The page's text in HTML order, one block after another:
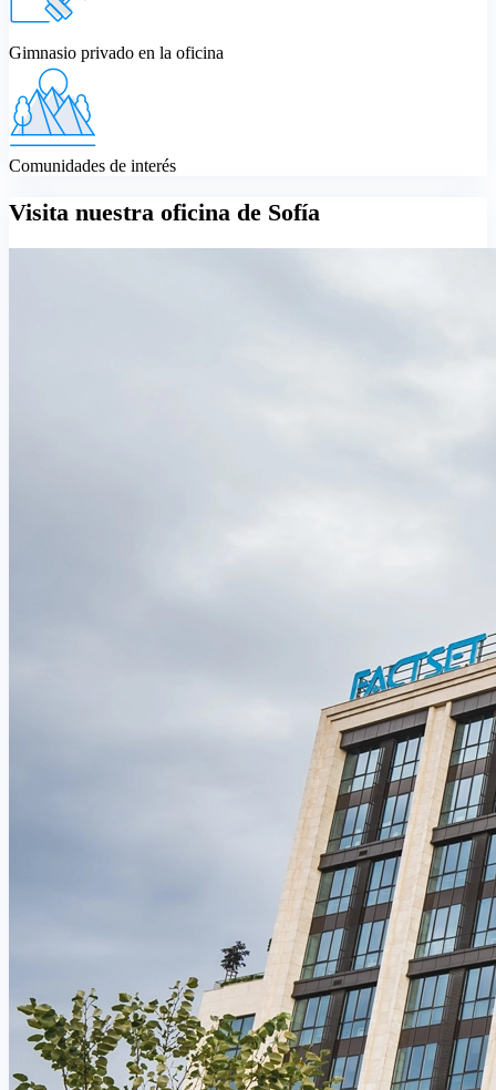
Gimnasio privado en la oficina
Comunidades de interés
Visita nuestra oficina de Sofía